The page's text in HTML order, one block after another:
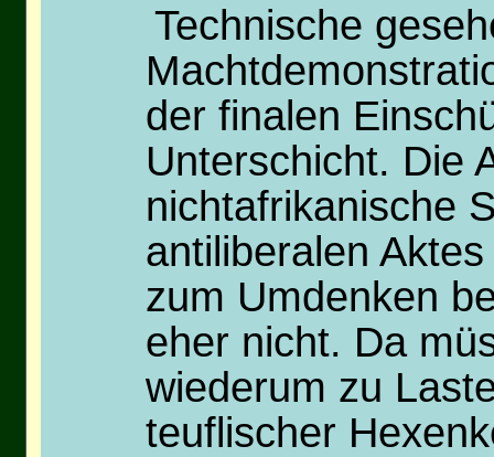
Technische
der finalen
Unterschicht. Die
nichtafrikanische
antiliberalen
zum Umdenken
eher nicht. Da
wiederum zu
teuflischer